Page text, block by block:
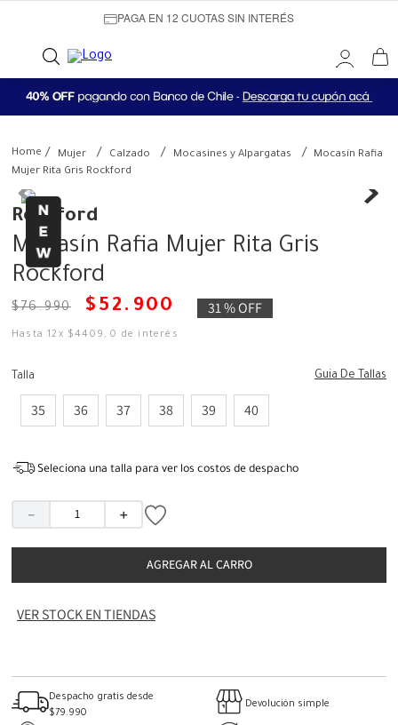
PAGA EN 12 CUOTAS SIN INTERÉS
Mujer Calzado Mocasines y Alpargatas
Mocasín Rafia
Mujer Rita Gris Rockford
Rockford
Mocasín Rafia Mujer Rita Gris
Rockford
$76.990 $ 52. 900 31 %OFF
Hasta12 x $4409 ,0 de interés
Talla Guia De Tallas
35 36 37 38 39 40
Seleciona una talla para ver los costos de despacho
＋
－
AGREGAR AL CARRO
VER STOCK EN TIENDAS
Despacho gratis desde
$79.990
Devolución simple